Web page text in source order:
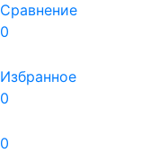
Сравнение
0
Избранное
0
0